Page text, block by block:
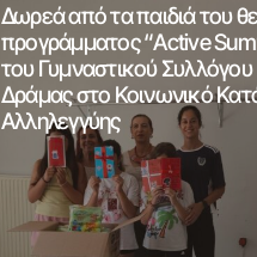
Δωρεά από τα παιδιά του
προγράμματος “Active
του Γυμναστικού Συλλόγου
Δράμας στο Κοινωνικό
Αλληλεγγύης